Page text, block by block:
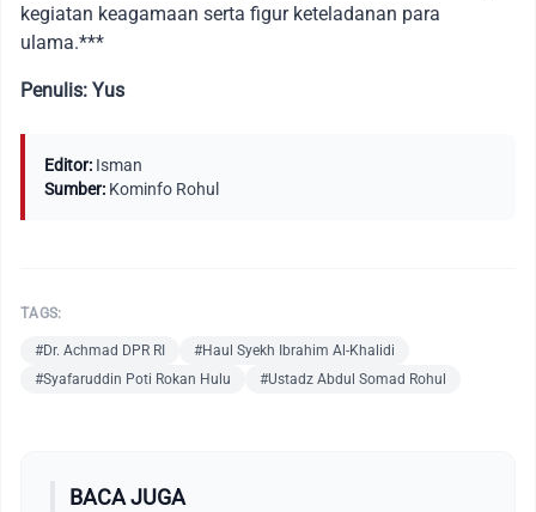
kegiatan keagamaan serta figur keteladanan para
ulama.***
Penulis: Yus
Editor: Isman
Sumber: Kominfo Rohul
TAGS:
#Dr. Achmad DPR RI
#Haul Syekh Ibrahim Al-Khalidi
#Syafaruddin Poti Rokan Hulu
#Ustadz Abdul Somad Rohul
BACA JUGA